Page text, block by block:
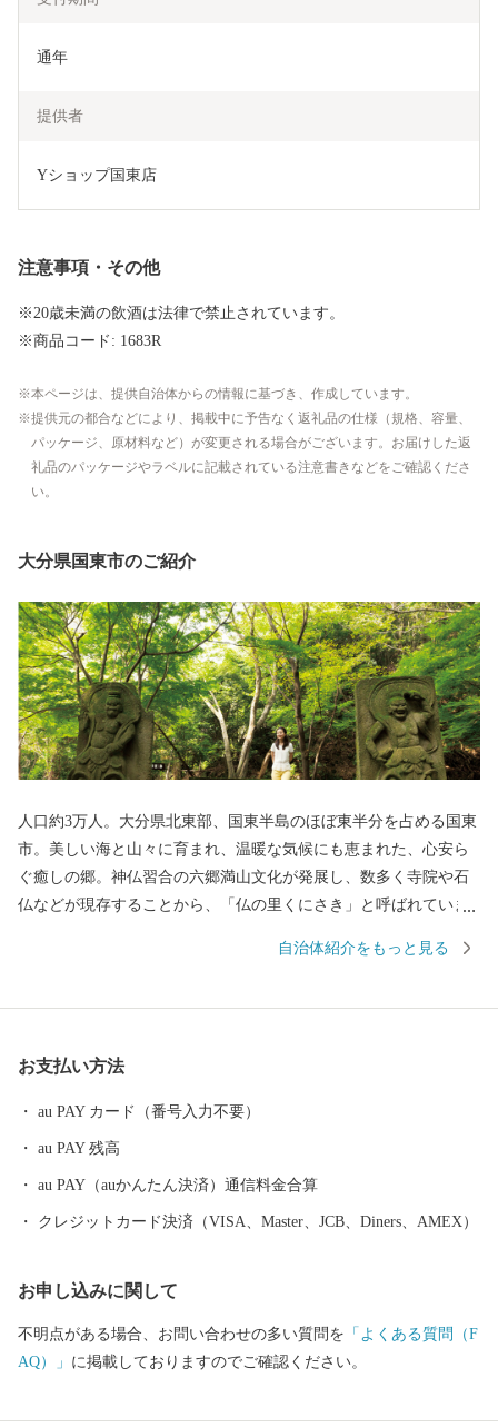
通年
提供者
Yショップ国東店
注意事項・その他
※20歳未満の飲酒は法律で禁止されています。
※商品コード: 1683R
本ページは、提供自治体からの情報に基づき、作成しています。
提供元の都合などにより、掲載中に予告なく返礼品の仕様（規格、容量、
パッケージ、原材料など）が変更される場合がございます。お届けした返
礼品のパッケージやラベルに記載されている注意書きなどをご確認くださ
い。
大分県国東市のご紹介
人口約3万人。大分県北東部、国東半島のほぼ東半分を占める国東
市。美しい海と山々に育まれ、温暖な気候にも恵まれた、心安ら
ぐ癒しの郷。神仏習合の六郷満山文化が発展し、数多く寺院や石
仏などが現存することから、「仏の里くにさき」と呼ばれていま
生み出す、豊富な食材！海の幸・山の幸、あらゆる旬の幸を日々
す。また大阪・名古屋・ソウルとの定期便があります。
自治体紹介をもっと見る
お支払い方法
au PAY カード（番号入力不要）
au PAY 残高
au PAY（auかんたん決済）通信料金合算
クレジットカード決済（VISA、Master、JCB、Diners、AMEX）
お申し込みに関して
不明点がある場合、お問い合わせの多い質問を 「よくある質問（F
AQ）」 に掲載しておりますのでご確認ください。